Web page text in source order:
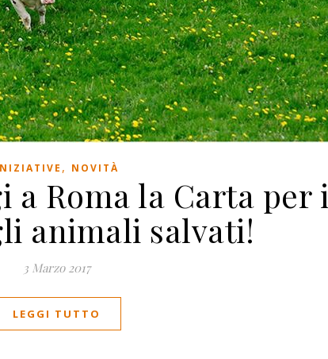
, NOVITÀ
a Roma la Carta per i
animali salvati!
3 Marzo 2017
LEGGI TUTTO